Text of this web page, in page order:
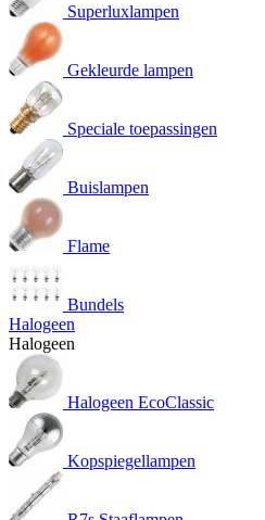
Superluxlampen
Gekleurde lampen
Speciale toepassingen
Buislampen
Flame
Bundels
Halogeen
Halogeen
Halogeen EcoClassic
Kopspiegellampen